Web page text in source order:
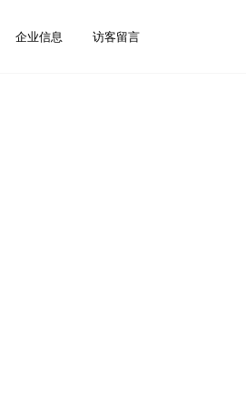
企业信息 访客留言